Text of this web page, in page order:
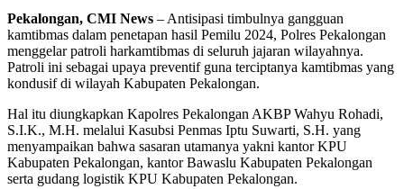
Pekalongan, CMI News – Antisipasi timbulnya gangguan
kamtibmas dalam penetapan hasil Pemilu 2024, Polres Pekalongan
menggelar patroli harkamtibmas di seluruh jajaran wilayahnya.
Patroli ini sebagai upaya preventif guna terciptanya kamtibmas yang
kondusif di wilayah Kabupaten Pekalongan.
Hal itu diungkapkan Kapolres Pekalongan AKBP Wahyu Rohadi,
S.I.K., M.H. melalui Kasubsi Penmas Iptu Suwarti, S.H. yang
menyampaikan bahwa sasaran utamanya yakni kantor KPU
Kabupaten Pekalongan, kantor Bawaslu Kabupaten Pekalongan
serta gudang logistik KPU Kabupaten Pekalongan.